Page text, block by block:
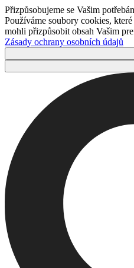
Přizpůsobujeme se Vašim
Používáme soubory cookies,
mohli přizpůsobit obsah Vašim
Zásady ochrany osobních údajů